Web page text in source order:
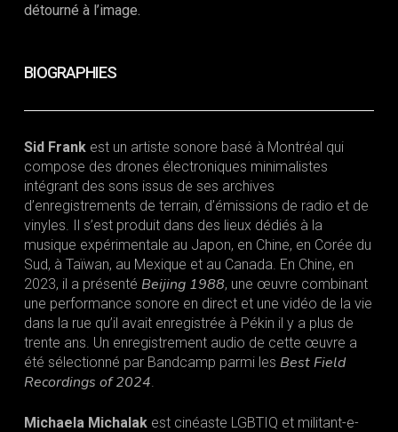
détourné à l’image.
BIOGRAPHIES
Sid Frank est un artiste sonore basé à Montréal qui
compose des drones électroniques minimalistes
intégrant des sons issus de ses archives
d’enregistrements de terrain, d’émissions de radio et de
vinyles. Il s’est produit dans des lieux dédiés à la
musique expérimentale au Japon, en Chine, en Corée du
Sud, à Taïwan, au Mexique et au Canada. En Chine, en
2023, il a présenté Beijing 1988, une œuvre combinant
une performance sonore en direct et une vidéo de la vie
dans la rue qu’il avait enregistrée à Pékin il y a plus de
trente ans. Un enregistrement audio de cette œuvre a
été sélectionné par Bandcamp parmi les Best Field
Recordings of 2024.
Michaela Michalak est cinéaste LGBTIQ et militant-e-